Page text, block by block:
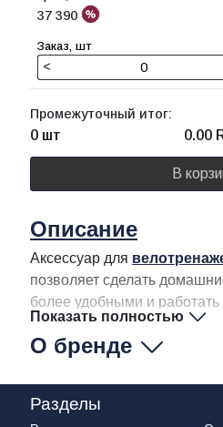
37 390
<
Промежуточный итог:
0 шт 0.00
В
Описание
Аксессуар для
позволяет сделать
более удобными и
Показать полностью
О бренде
Разделы